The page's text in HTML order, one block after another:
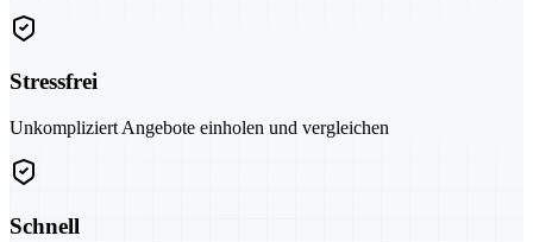
Stressfrei
Unkompliziert Angebote einholen und vergleichen
Schnell